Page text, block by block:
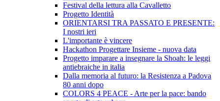
Festival della lettura alla Cavalletto
Progetto Identità
ORIENTARSI TRA PASSATO E PRESENTE:
I nostri ieri
L'importante è vincere
Hackathon Progettare Insieme - nuova data
Progetto imparare a insegnare la Shoah: le leggi
antiebraiche in italia
Dalla memoria al futuro: la Resistenza a Padova
80 anni dopo
COLORS 4 PEACE - Arte per la pace: bando